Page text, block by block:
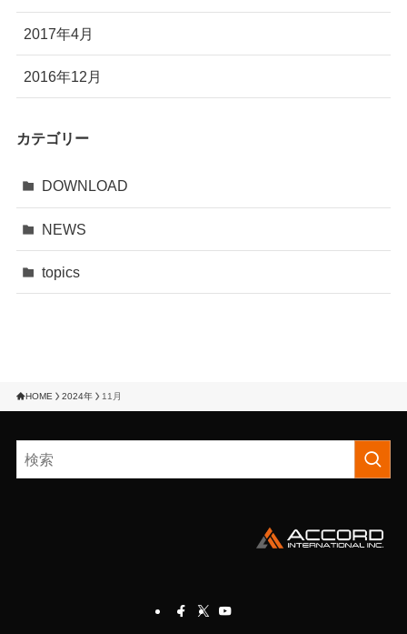
2017年4月
2016年12月
カテゴリー
DOWNLOAD
NEWS
topics
HOME 2024年 11月